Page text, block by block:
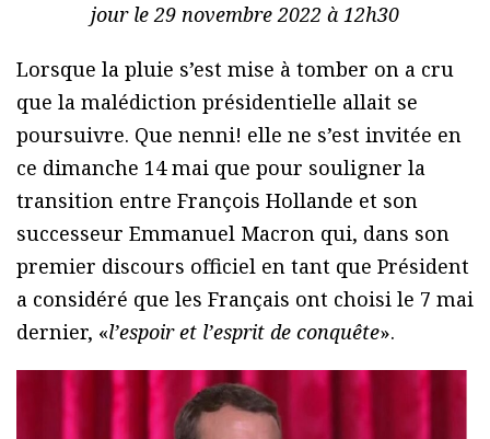
jour le 29 novembre 2022 à 12h30
Lorsque la pluie s’est mise à tomber on a cru
que la malédiction présidentielle allait se
poursuivre. Que nenni! elle ne s’est invitée en
ce dimanche 14 mai que pour souligner la
transition entre François Hollande et son
successeur Emmanuel Macron qui, dans son
premier discours officiel en tant que Président
a considéré que les Français ont choisi le 7 mai
dernier, «l’espoir et l’esprit de conquête».